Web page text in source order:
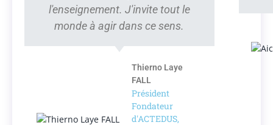
l'enseignement. J'invite tout le
monde à agir dans ce sens.
Thierno Laye
FALL
Président
Fondateur
d'ACTEDUS,